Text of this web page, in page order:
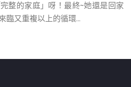
整的家庭」呀！最終~她還是回家
臨又重複以上的循環…